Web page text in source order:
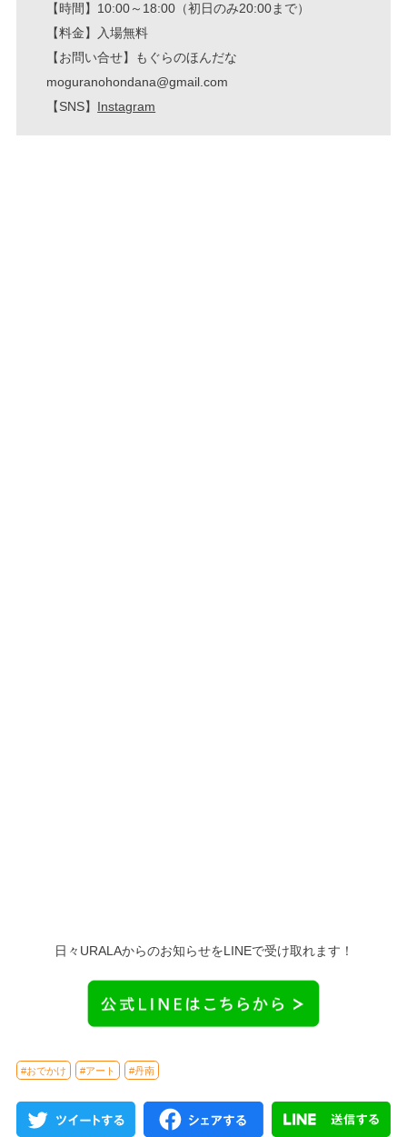
【時間】10:00～18:00（初日のみ20:00まで）
【料金】入場無料
【お問い合せ】もぐらのほんだな
moguranohondana@gmail.com
【SNS】 Instagram
日々URALAからのお知らせをLINEで受け取れます！
#おでかけ #アート #丹南